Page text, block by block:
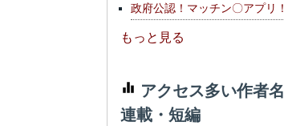
政府公認！マッチン〇アプリ！
もっと見る
アクセス多い作者名
連載・短編